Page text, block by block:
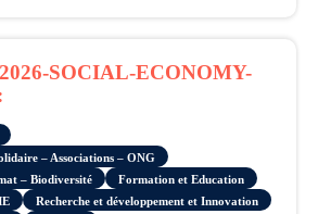
SOCIAL-ECONOMY-
– Associations – ONG
– Biodiversité
Formation et Education
Recherche et développement et Innovation